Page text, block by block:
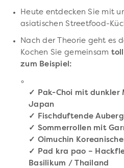
Heute entdecken Sie mit
asiatischen Streetfood-
Nach der Theorie geht es
Kochen Sie gemeinsam
zum Beispiel:
✓ Pak-Choi mit dunkler
Japan
✓ Fischduftende
✓ Sommerrollen mit
✓ Oimuchin
✓ Pad kra pao –
Basilikum / Thailand